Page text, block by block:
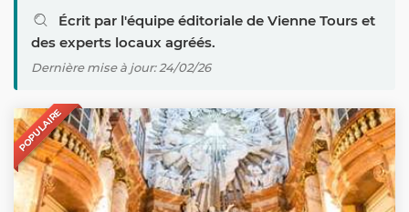
Écrit par l'équipe éditoriale de Vienne Tours et
des experts locaux agréés.
Dernière mise à jour: 24/02/26
POPULAIRE